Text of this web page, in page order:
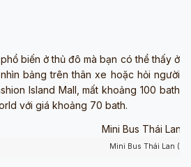
biến ở thủ đô mà bạn có thể thấy ở
bảng trên thân xe hoặc hỏi người
Island Mall, mất khoảng 100 bath
với giá khoảng 70 bath.
Mini Bus Thái Lan